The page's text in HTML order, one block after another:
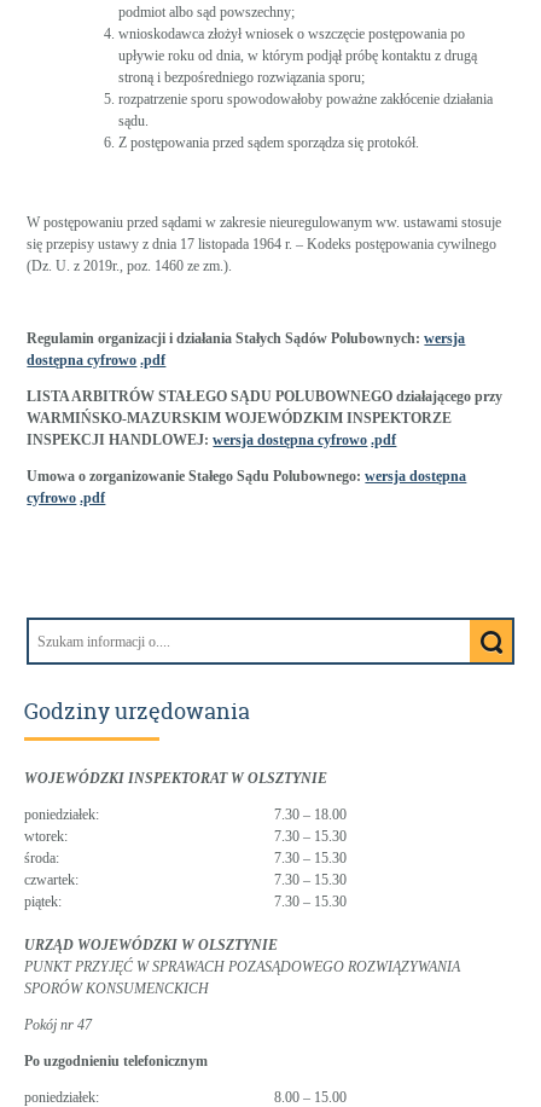
podmiot albo sąd powszechny;
wnioskodawca złożył wniosek o wszczęcie postępowania po
upływie roku od dnia, w którym podjął próbę kontaktu z drugą
stroną i bezpośredniego rozwiązania sporu;
rozpatrzenie sporu spowodowałoby poważne zakłócenie działania
sądu.
Z postępowania przed sądem sporządza się protokół.
W postępowaniu przed sądami w zakresie nieuregulowanym ww. ustawami stosuje
się przepisy ustawy z dnia 17 listopada 1964 r. – Kodeks postępowania cywilnego
(Dz. U. z 2019r., poz. 1460 ze zm.).
Regulamin organizacji i działania Stałych Sądów Polubownych:wersja
dostępna cyfrowo .pdf
LISTA ARBITRÓW STAŁEGO SĄDU POLUBOWNEGO działającego przy
WARMIŃSKO-MAZURSKIM WOJEWÓDZKIM INSPEKTORZE
INSPEKCJI HANDLOWEJ:wersja dostępna cyfrowo .pdf
Umowa o zorganizowanie Stałego Sądu Polubownego:wersja dostępna
cyfrowo .pdf
Godziny urzędowania
WOJEWÓDZKI INSPEKTORAT W OLSZTYNIE
poniedziałek:
7.30 – 18.00
wtorek:
7.30 – 15.30
środa:
7.30 – 15.30
czwartek:
7.30 – 15.30
piątek:
7.30 – 15.30
URZĄD WOJEWÓDZKI W OLSZTYNIE
PUNKT PRZYJĘĆ W SPRAWACH POZASĄDOWEGO ROZWIĄZYWANIA
SPORÓW KONSUMENCKICH
Pokój nr 47
Po uzgodnieniu telefonicznym
poniedziałek:
8.00 – 15.00